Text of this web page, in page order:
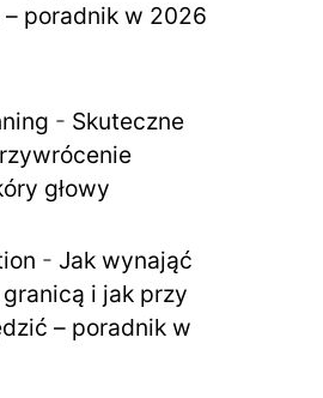
poradnik w 2026
- Skuteczne
głowy
- Jak wynająć
i jak przy
– poradnik w